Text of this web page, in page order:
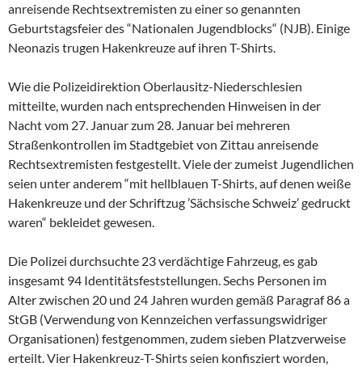
anreisende Rechtsextremisten zu einer so genannten
Geburtstagsfeier des “Nationalen Jugendblocks“ (NJB). Einige
Neonazis trugen Hakenkreuze auf ihren T-Shirts.
Wie die Polizeidirektion Oberlausitz-Niederschlesien
mitteilte, wurden nach entsprechenden Hinweisen in der
Nacht vom 27. Januar zum 28. Januar bei mehreren
Straßenkontrollen im Stadtgebiet von Zittau anreisende
Rechtsextremisten festgestellt. Viele der zumeist Jugendlichen
seien unter anderem “mit hellblauen T-Shirts, auf denen weiße
Hakenkreuze und der Schriftzug ’Sächsische Schweiz’ gedruckt
waren“ bekleidet gewesen.
Die Polizei durchsuchte 23 verdächtige Fahrzeug, es gab
insgesamt 94 Identitätsfeststellungen. Sechs Personen im
Alter zwischen 20 und 24 Jahren wurden gemäß Paragraf 86 a
StGB (Verwendung von Kennzeichen verfassungswidriger
Organisationen) festgenommen, zudem sieben Platzverweise
erteilt. Vier Hakenkreuz-T-Shirts seien konfisziert worden,